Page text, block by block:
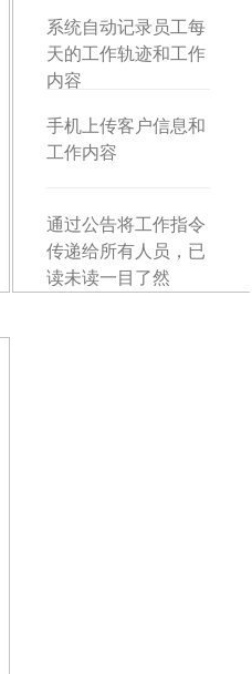
系统自动记录员工每
天的工作轨迹和工作
内容
手机上传客户信息和
工作内容
通过公告将工作指令
传递给所有人员，已
读未读一目了然